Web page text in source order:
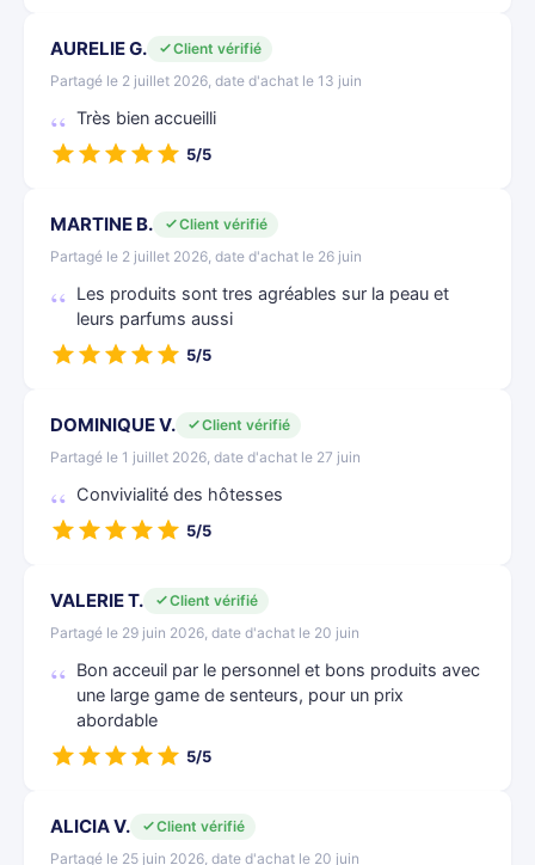
AURELIE G.
Client vérifié
Partagé le 2 juillet 2026, date d'achat le 13 juin
Très bien accueilli
5/5
MARTINE B.
Client vérifié
Partagé le 2 juillet 2026, date d'achat le 26 juin
Les produits sont tres agréables sur la peau et
leurs parfums aussi
5/5
DOMINIQUE V.
Client vérifié
Partagé le 1 juillet 2026, date d'achat le 27 juin
Convivialité des hôtesses
5/5
VALERIE T.
Client vérifié
Partagé le 29 juin 2026, date d'achat le 20 juin
Bon acceuil par le personnel et bons produits avec
une large game de senteurs, pour un prix
abordable
5/5
ALICIA V.
Client vérifié
Partagé le 25 juin 2026, date d'achat le 20 juin